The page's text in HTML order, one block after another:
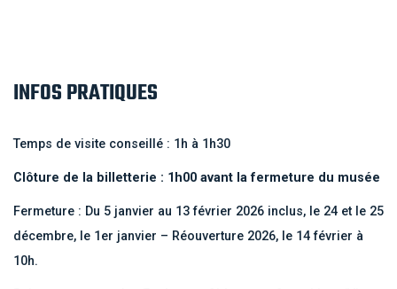
INFOS PRATIQUES
Temps de visite conseillé : 1h à 1h30
Clôture de la billetterie : 1h00 avant la fermeture du musée
Fermeture : Du 5 janvier au 13 février 2026 inclus, le 24 et le 25
décembre, le 1er janvier – Réouverture 2026, le 14 février à
10h.